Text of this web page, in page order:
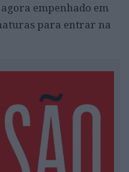
agora empenhado em
para entrar na